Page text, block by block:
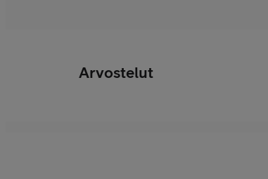
Arvostelut